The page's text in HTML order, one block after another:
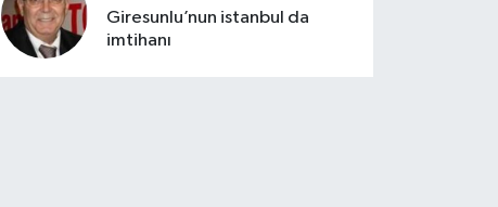
Giresunlu’nun istanbul da
imtihanı